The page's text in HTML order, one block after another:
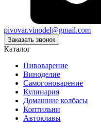
pivovar.vinodel@gmail.com
Заказать звонок
Каталог
Пивоварение
Виноделие
Самогоноварение
Кулинария
Домашние колбасы
Коптильни
Автоклавы